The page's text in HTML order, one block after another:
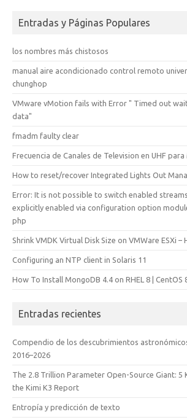
Entradas y Páginas Populares
los nombres más chistosos
manual aire acondicionado control remoto
chunghop
VMware vMotion fails with Error " Timed out
data"
fmadm faulty clear
Frecuencia de Canales de Television en UHF para
How to reset/recover Integrated Lights Out
Error: It is not possible to switch enabled
explicitly enabled via configuration option
php
Shrink VMDK Virtual Disk Size on VMWare ESXi
Configuring an NTP client in Solaris 11
How To Install MongoDB 4.4 on RHEL 8 | CentOS
Entradas recientes
Compendio de los descubrimientos
2016–2026
The 2.8 Trillion Parameter Open-Source Giant: 5
the Kimi K3 Report
Entropía y predicción de texto